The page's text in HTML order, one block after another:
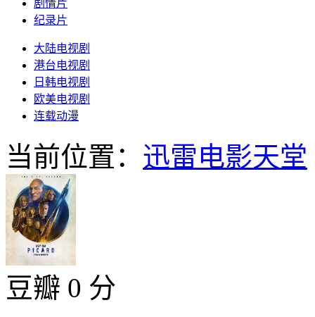
剧情片
纪录片
大陆电视剧
港台电视剧
日韩电视剧
欧美电视剧
连载动漫
当前位置： 迅雷电影天堂
豆瓣 0 分